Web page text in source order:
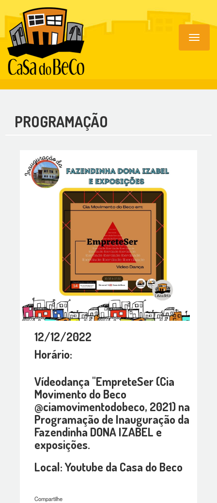
Toggle
PROGRAMAÇÃO
12/12/2022
Horário:
Vídeodança "EmpreteSer (Cia
Movimento do Beco
@ciamovimentodobeco, 2021) na
Programação de Inauguração da
Fazendinha DONA IZABEL e
exposições.
Local: Youtube da Casa do Beco
Compartilhe